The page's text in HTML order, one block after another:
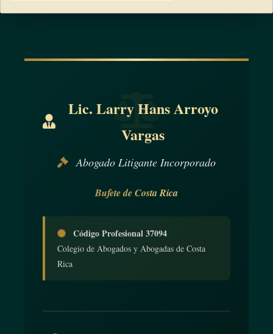
Lic. Larry Hans Arroyo
Vargas
Abogado Litigante Incorporado
Bufete de Costa Rica
Código Profesional 37094
Colegio de Abogados y Abogadas de Costa
Rica